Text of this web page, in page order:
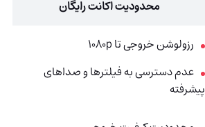
محدودیت اکانت رایگان
رزولوشن خروجی تا 1080p
عدم دسترسی به فیلترها و صداهای
پیشرفته